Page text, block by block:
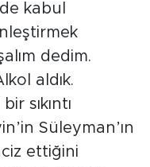
kabul
dedim.
aldık.
sıkıntı
Süleyman’ın
ettiğini